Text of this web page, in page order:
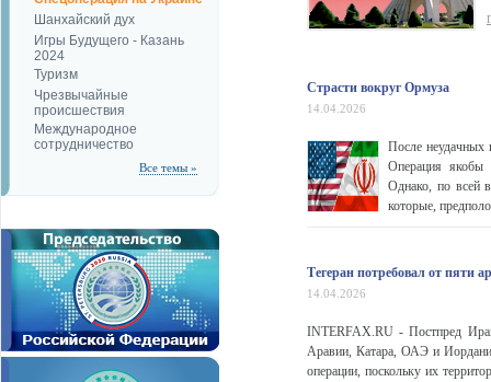
Шанхайский дух
Игры Будущего - Казань
2024
Туризм
Чрезвычайные
происшествия
Международное
сотрудничество
Все темы »
Страсти вокруг Ормуза
14.04.2026
После неудачных
Операция якобы
Однако, по всей
которые,
Тегеран потребовал от пяти
14.04.2026
INTERFAX.RU - Постпред
Аравии, Катара, ОАЭ и
операции, поскольку их